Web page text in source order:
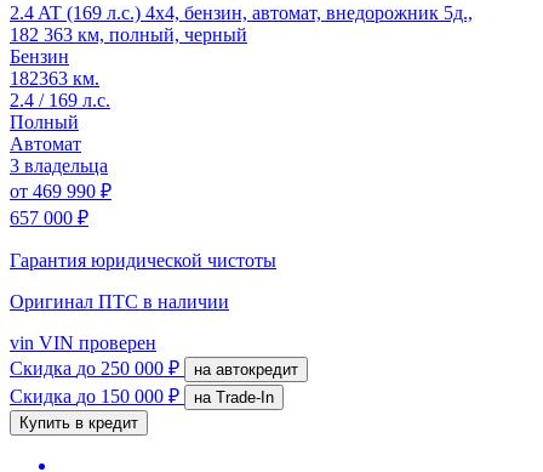
2.4 AT (169 л.с.) 4x4, бензин, автомат, внедорожник 5д.,
182 363 км, полный, черный
Бензин
182363 км.
2.4 / 169 л.с.
Полный
Автомат
3 владельца
от 469 990 ₽
657 000 ₽
Гарантия юридической чистоты
Оригинал ПТС в наличии
vin VIN проверен
Скидка до 250 000 ₽ на автокредит
Скидка до 150 000 ₽
на Trade-In
Купить в кредит